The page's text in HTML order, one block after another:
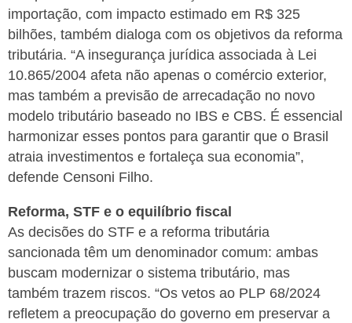
importação, com impacto estimado em R$ 325
bilhões, também dialoga com os objetivos da reforma
tributária. “A insegurança jurídica associada à Lei
10.865/2004 afeta não apenas o comércio exterior,
mas também a previsão de arrecadação no novo
modelo tributário baseado no IBS e CBS. É essencial
harmonizar esses pontos para garantir que o Brasil
atraia investimentos e fortaleça sua economia”,
defende Censoni Filho.
Reforma, STF e o equilíbrio fiscal
As decisões do STF e a reforma tributária
sancionada têm um denominador comum: ambas
buscam modernizar o sistema tributário, mas
também trazem riscos. “Os vetos ao PLP 68/2024
refletem a preocupação do governo em preservar a